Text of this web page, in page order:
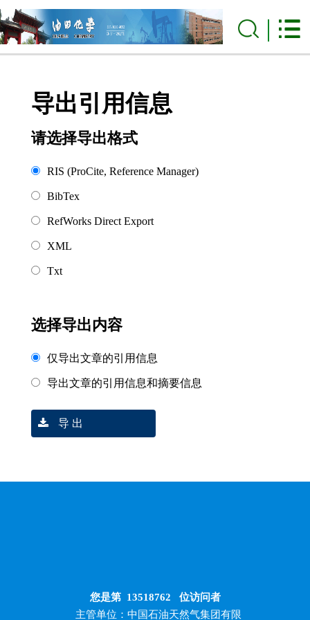
导出引用信息
请选择导出格式
RIS (ProCite, Reference Manager)
BibTex
RefWorks Direct Export
XML
Txt
选择导出内容
仅导出文章的引用信息
导出文章的引用信息和摘要信息
导 出
您是第 13518762 位访问者
主管单位：中国石油天然气集团有限